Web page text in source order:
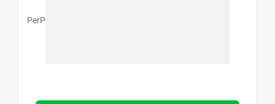
PerPiel